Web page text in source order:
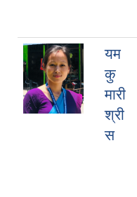
यम
कु
मारी
श्री
स